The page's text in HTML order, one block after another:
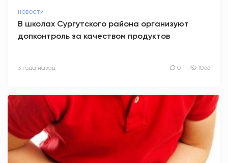
НОВОСТИ
В школах Сургутского района организуют
допконтроль за качеством продуктов
3 года назад 0 1066